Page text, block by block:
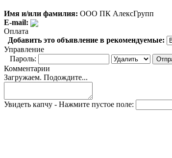
Имя и/или фамилия: ООО ПК АлексГрупп
E-mail:
Оплата
Добавить это объявление в рекомендуемые:
Управление
Пароль:
Комментарии
Загружаем. Подождите...
Увидеть капчу - Нажмите пустое поле: